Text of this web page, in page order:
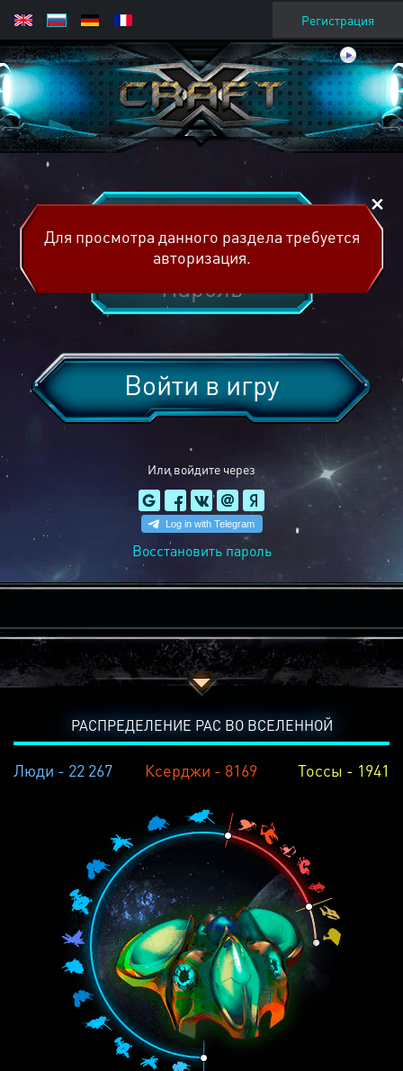
Регистрация
Или войдите через
Войти в игру
Восстановить пароль
Для просмотра данного раздела требуется
авторизация.
РАСПРЕДЕЛЕНИЕ РАС ВО ВСЕЛЕННОЙ
Люди - 22 267 Ксерджи - 8169 Тоссы - 1941